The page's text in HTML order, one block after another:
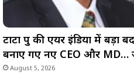
टाटा ग्रुप की एयर इंडिया में बड़ा
बनाए गए नए CEO और MD…
August 5, 2026